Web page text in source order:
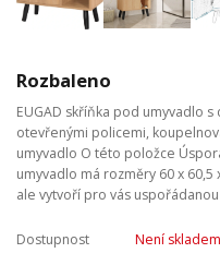
Rozbaleno
EUGAD skříňka pod umyvadlo
otevřenými policemi,
umyvadlo O této položce
umyvadlo má rozměry 60 x 60,5
ale vytvoří pro vás uspořádanou
Dostupnost Není skladem